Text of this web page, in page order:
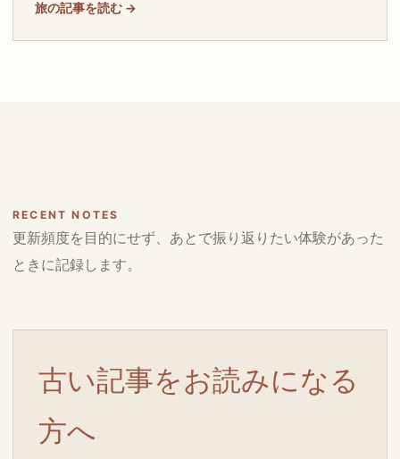
旅の記事を読む →
RECENT NOTES
更新頻度を目的にせず、あとで振り返りたい体験があった
ときに記録します。
古い記事をお読みになる
方へ